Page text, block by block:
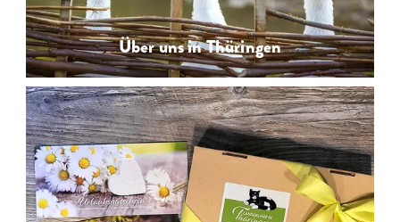
Über uns in Thüringen